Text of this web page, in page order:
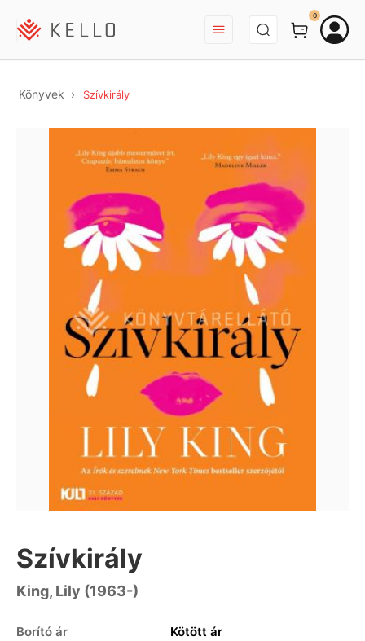
BEJELENTKEZÉS
0
Könyvek Szívkirály
Szívkirály
King, Lily (1963-)
Borító ár Kötött ár